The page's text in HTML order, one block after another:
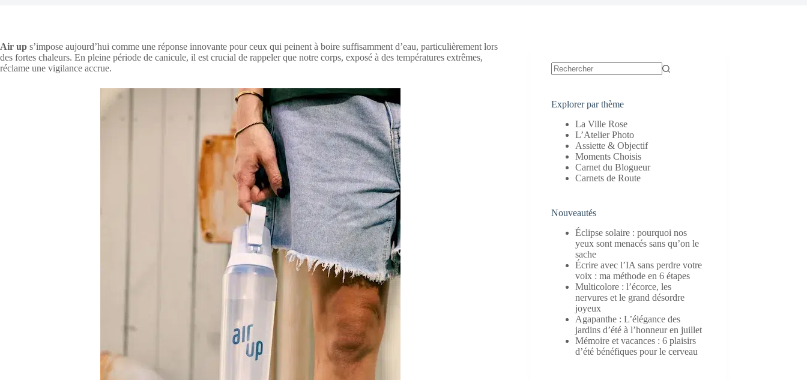
Air up s’impose aujourd’hui comme une réponse innovante pour ceux qui peinent à boire suffisamment d’eau, particulièrement lors
des fortes chaleurs. En pleine période de canicule, il est crucial de rappeler que notre corps, exposé à des températures extrêmes,
réclame une vigilance accrue.
Explorer par thème
La Ville Rose
L’Atelier Photo
Assiette & Objectif
Moments Choisis
Carnet du Blogueur
Carnets de Route
Nouveautés
Éclipse solaire : pourquoi nos
yeux sont menacés sans qu’on le
sache
Écrire avec l’IA sans perdre votre
voix : ma méthode en 6 étapes
Multicolore : l’écorce, les
nervures et le grand désordre
joyeux
Agapanthe : L’élégance des
jardins d’été à l’honneur en juillet
Mémoire et vacances : 6 plaisirs
d’été bénéfiques pour le cerveau